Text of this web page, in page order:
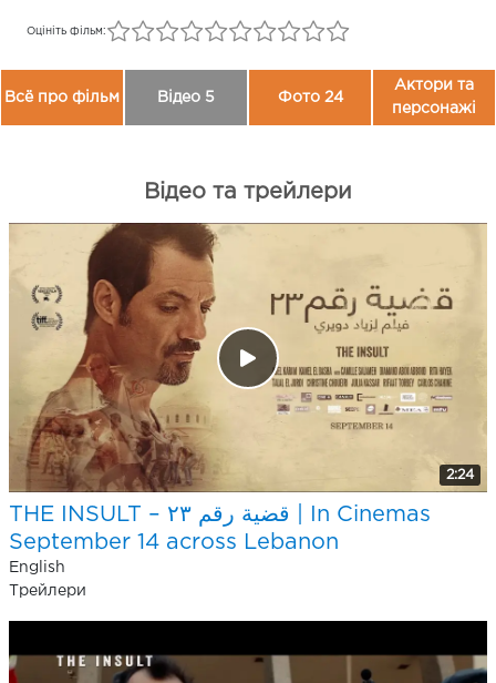
Оцініть фільм:
Всё про фільм Відео 5 Фото 24
Актори та
персонажі
Відео та трейлери
2:24
THE INSULT – قضية رقم ٢٣ | In Cinemas
September 14 across Lebanon
English
Трейлери